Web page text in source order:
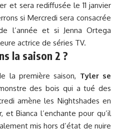
et sera rediffusée le 11 janvier
si Mercredi sera consacrée
l’année et si Jenna Ortega
actrice de séries TV.
la saison 2 ?
la première saison, Tyler se
des bois qui a tué des
amène les Nightshades en
Bianca l’enchante pour qu’il
mis hors d’état de nuire